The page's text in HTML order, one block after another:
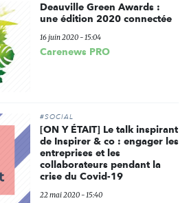
Deauville Green Awards :
une édition 2020 connectée
16 juin 2020 - 15:04
Carenews PRO
#SOCIAL
[ON Y ÉTAIT] Le talk inspirant
de Inspirer & co : engager les
entreprises et les
collaborateurs pendant la
crise du Covid-19
22 mai 2020 - 15:40